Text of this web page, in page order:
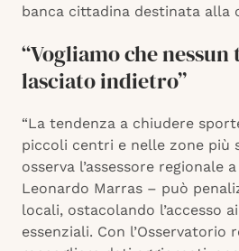
banca cittadina destinata alla
“Vogliamo che
lasciato indietro”
“La tendenza a chiudere
piccoli centri e nelle zone più
osserva l’assessore regionale
Leonardo Marras – può
locali, ostacolando l’accesso
essenziali. Con l’Osservatorio